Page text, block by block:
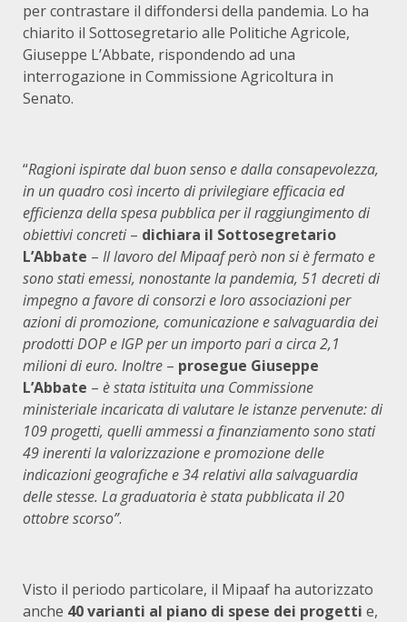
per contrastare il diffondersi della pandemia. Lo ha
chiarito il Sottosegretario alle Politiche Agricole,
Giuseppe L’Abbate, rispondendo ad una
interrogazione in Commissione Agricoltura in
Senato.
“Ragioni ispirate dal buon senso e dalla consapevolezza,
in un quadro così incerto di privilegiare efficacia ed
efficienza della spesa pubblica per il raggiungimento di
obiettivi concreti – dichiara il Sottosegretario
L’Abbate – Il lavoro del Mipaaf però non si è fermato e
sono stati emessi, nonostante la pandemia, 51 decreti di
impegno a favore di consorzi e loro associazioni per
azioni di promozione, comunicazione e salvaguardia dei
prodotti DOP e IGP per un importo pari a circa 2,1
milioni di euro. Inoltre – prosegue Giuseppe
L’Abbate – è stata istituita una Commissione
ministeriale incaricata di valutare le istanze pervenute: di
109 progetti, quelli ammessi a finanziamento sono stati
49 inerenti la valorizzazione e promozione delle
indicazioni geografiche e 34 relativi alla salvaguardia
delle stesse. La graduatoria è stata pubblicata il 20
ottobre scorso”.
Visto il periodo particolare, il Mipaaf ha autorizzato
anche 40 varianti al piano di spese dei progetti e,